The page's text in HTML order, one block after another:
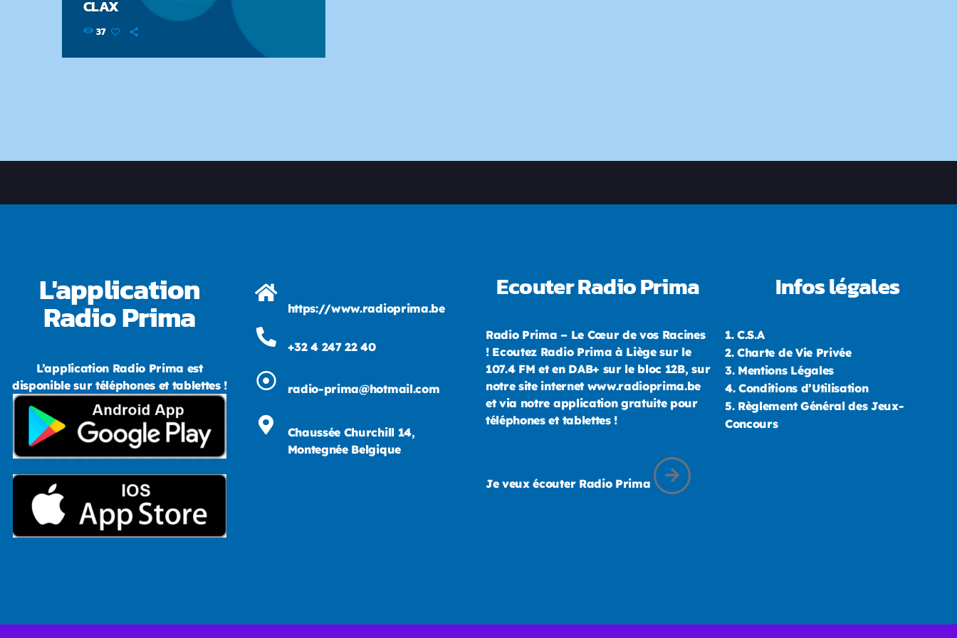
CLAX
37
L'application
Radio Prima
L’application Radio Prima est
disponible sur téléphones et tablettes !
https://www.radioprima.be
+32 4 247 22 40
radio-prima@hotmail.com
Chaussée Churchill 14,
Montegnée Belgique
Ecouter Radio Prima
Radio Prima – Le Cœur de vos Racines
! Ecoutez Radio Prima à Liège sur le
107.4 FM et en DAB+ sur le bloc 12B, sur
notre site internet www.radioprima.be
et via notre application gratuite pour
téléphones et tablettes !
Je veux écouter Radio Prima
Infos légales
1. C.S.A
2. Charte de Vie Privée
3. Mentions Légales
4. Conditions d’Utilisation
5. Règlement Général des Jeux-
Concours